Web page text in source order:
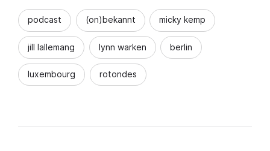
podcast (on)bekannt micky kemp
jill lallemang lynn warken berlin
luxembourg rotondes